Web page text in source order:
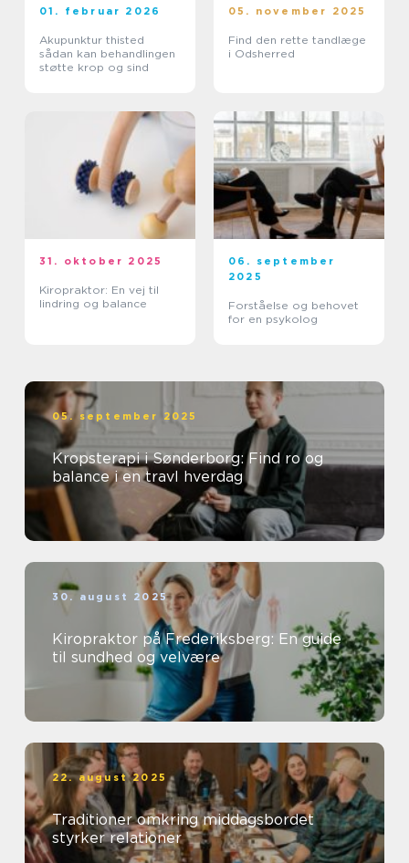
01. februar 2026
Akupunktur thisted
sådan kan behandlingen
støtte krop og sind
05. november 2025
Find den rette tandlæge
i Odsherred
31. oktober 2025
Kiropraktor: En vej til
lindring og balance
06. september
2025
Forståelse og behovet
for en psykolog
05. september 2025
Kropsterapi i Sønderborg: Find ro og
balance i en travl hverdag
30. august 2025
Kiropraktor på Frederiksberg: En guide
til sundhed og velvære
22. august 2025
Traditioner omkring middagsbordet
styrker relationer